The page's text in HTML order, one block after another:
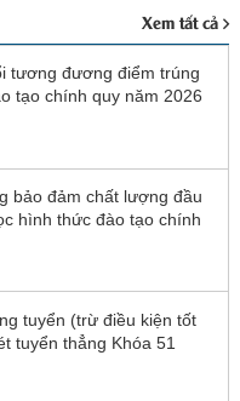
Xem tất cả
tương đương điểm trúng
tạo chính quy năm 2026
bảo đảm chất lượng đầu
hình thức đào tạo chính
tuyển (trừ điều kiện tốt
tuyển thẳng Khóa 51